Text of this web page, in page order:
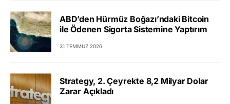
ABD’den Hürmüz Boğazı’ndaki Bitcoin
ile Ödenen Sigorta Sistemine Yaptırım
31 TEMMUZ 2026
Strategy, 2. Çeyrekte 8,2 Milyar Dolar
Zarar Açıkladı